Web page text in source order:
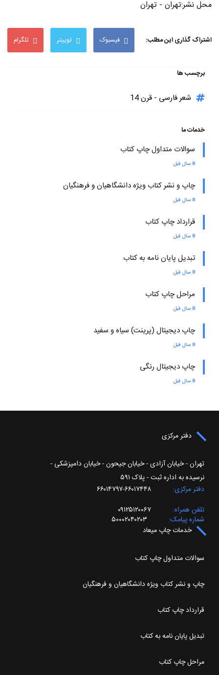
محل نشر:تهران - تهران
اشتراک گذاری این مطلب: فیسبوک توییتر تلگرام
برچسب ها
شعر فارسی - قرن 14
خدمات ما
سوالات متداول چاپ کتاب
8 سال قبل
چاپ و نشر کتاب ویژه دانشگاهیان و فرهنگیان
8 سال قبل
قرارداد چاپ کتاب
8 سال قبل
تبدیل پایان نامه به کتاب
8 سال قبل
مراحل چاپ کتاب
8 سال قبل
چاپ دیجیتال (پرینت) سیاه و سفید
8 سال قبل
چاپ دیجیتال رنگی
8 سال قبل
دفتر مرکزی
تهران - خیابان آزادی - خیابان جیحون - خیابان دامپزشکی -
نرسیده به اداره ثبت - پلاک ۵۹۱
دفتر مرکزی
۶۶۰۱۷۴۴۸-۶۶۰۱۴۷۹۷
تلفن همراه
۰۹۱۲۵۱۲۰۰۶۷
شماره پیامک
۵۰۰۰۲۰۴۰۲۰۳
خدمات چاپ میعاد
سوالات متداول چاپ کتاب
چاپ و نشر کتاب ویژه دانشگاهیان و فرهنگیان
قرارداد چاپ کتاب
تبدیل پایان نامه به کتاب
مراحل چاپ کتاب